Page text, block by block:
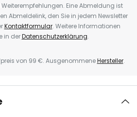
Eine Abmeldung ist
Abmeldelink, den Sie in jedem Newsletter
Kontaktformular. Weitere Informationen
in derDatenschutzerklärung.
von 99 €. AusgenommeneHersteller.